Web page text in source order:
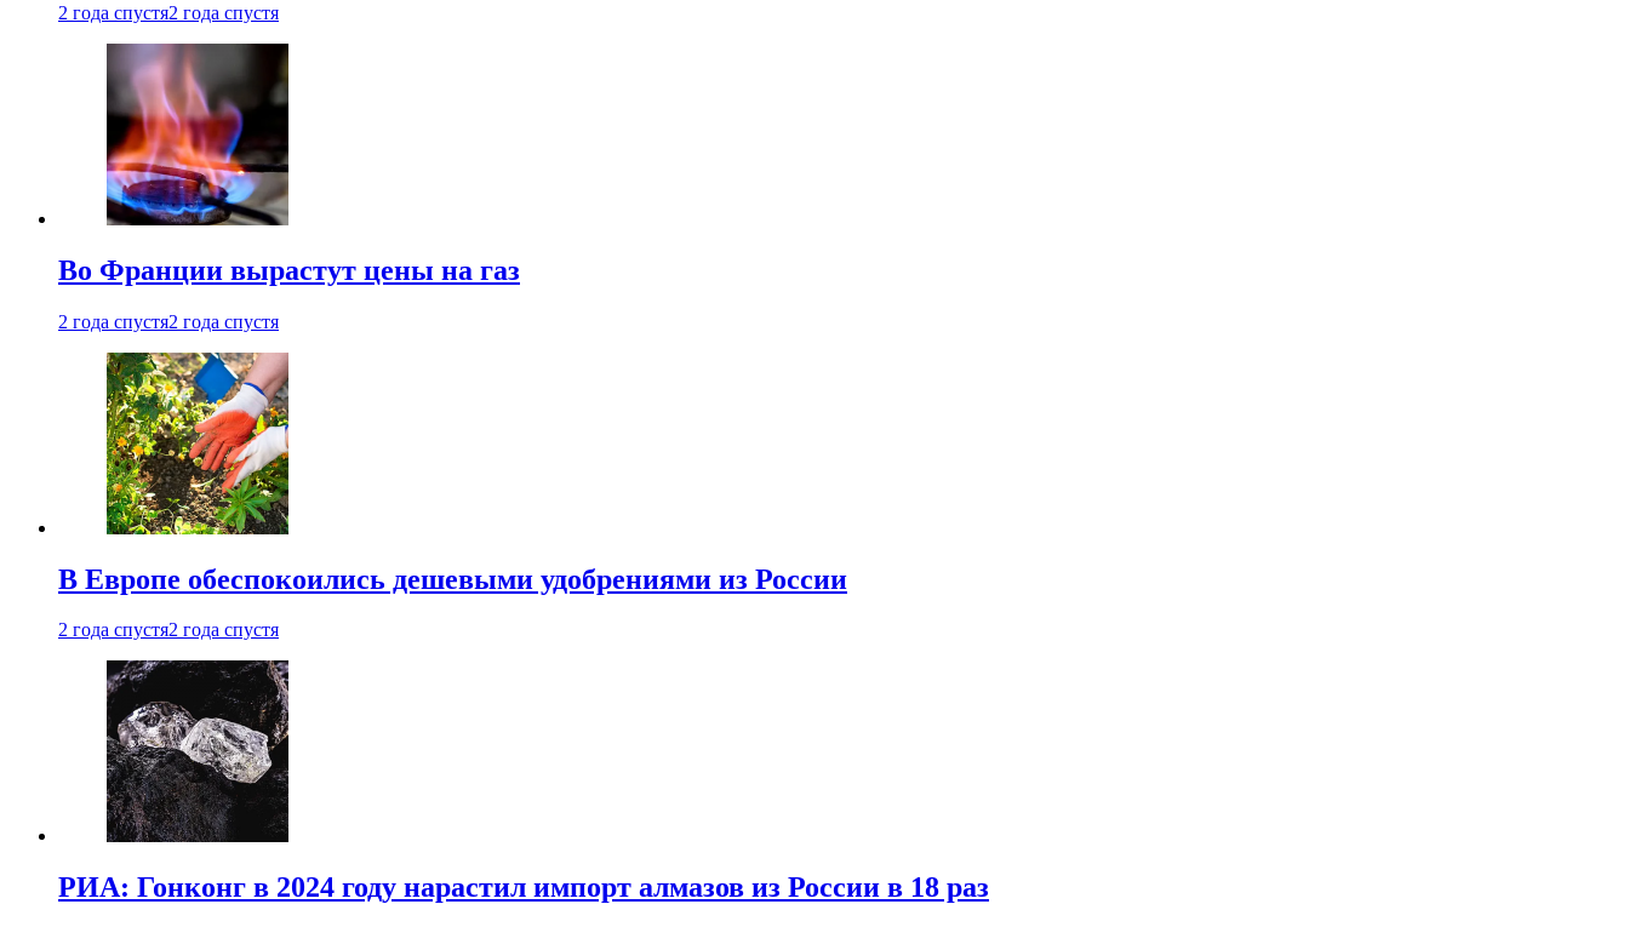
2 года спустя2 года спустя
Во Франции вырастут цены на газ
2 года спустя2 года спустя
В Европе обеспокоились дешевыми удобрениями из России
2 года спустя2 года спустя
РИА: Гонконг в 2024 году нарастил импорт алмазов из России в 18 раз